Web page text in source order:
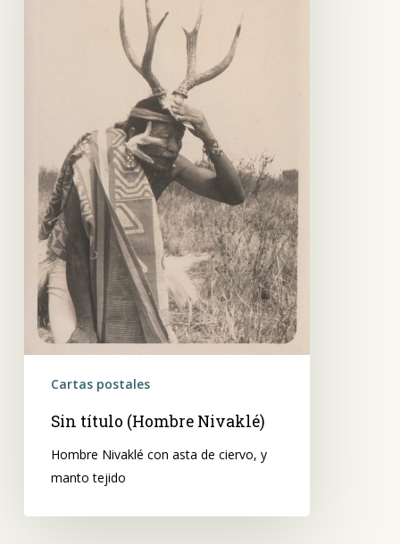
Cartas postales
Sin título (Hombre Nivaklé)
Hombre Nivaklé con asta de ciervo, y
manto tejido